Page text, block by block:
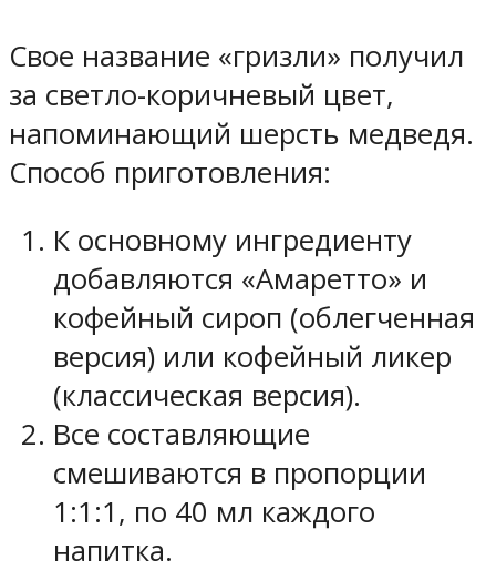
Свое название «гризли» получил
за светло-коричневый цвет,
напоминающий шерсть медведя.
Способ приготовления:
К основному ингредиенту
добавляются «Амаретто» и
кофейный сироп (облегченная
версия) или кофейный ликер
(классическая версия).
Все составляющие
смешиваются в пропорции
1:1:1, по 40 мл каждого
напитка.